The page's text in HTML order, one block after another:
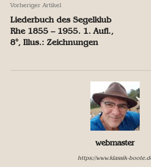
Vorheriger Artikel
Liederbuch des Segelklub
Rhe 1855 – 1955. 1. Aufl.,
8°, Illus.: Zeichnungen
webmaster
https://www.klassik-